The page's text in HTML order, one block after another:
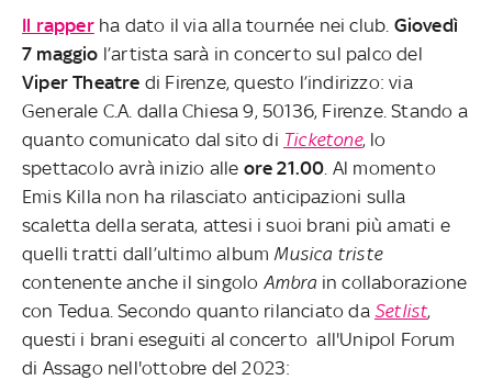
Il rapperha dato il via alla tournée nei club. Giovedì
7 maggio l’artista sarà in concerto sul palco del
Viper Theatre di Firenze, questo l’indirizzo: via
Generale C.A. dalla Chiesa 9, 50136, Firenze. Stando a
quanto comunicato dal sito di Ticketone, lo
spettacolo avrà inizio alle ore 21.00 . Al momento
Emis Killa non ha rilasciato anticipazioni sulla
scaletta della serata, attesi i suoi brani più amati e
quelli tratti dall’ultimo album Musica triste
contenente anche il singolo Ambrain collaborazione
con Tedua. Secondo quanto rilanciato daSetlist,
questi i brani eseguiti al concerto all'Unipol Forum
di Assago nell'ottobre del 2023: